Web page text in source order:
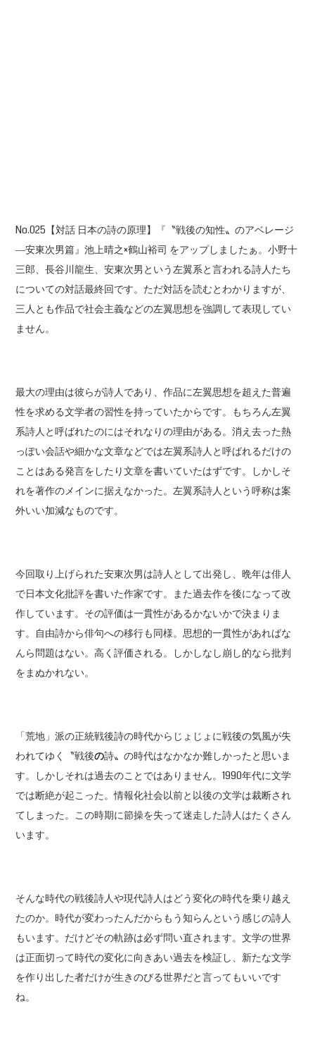
No.025【対話 日本の詩の原理】『〝戦後の知性〟のアベレージ
―安東次男篇』池上晴之×鶴山裕司 をアップしましたぁ。小野十
三郎、長谷川龍生、安東次男という左翼系と言われる詩人たち
についての対話最終回です。ただ対話を読むとわかりますが、
三人とも作品で社会主義などの左翼思想を強調して表現してい
ません。
最大の理由は彼らが詩人であり、作品に左翼思想を超えた普遍
性を求める文学者の習性を持っていたからです。もちろん左翼
系詩人と呼ばれたのにはそれなりの理由がある。消え去った熱
っぽい会話や細かな文章などでは左翼系詩人と呼ばれるだけの
ことはある発言をしたり文章を書いていたはずです。しかしそ
れを著作のメインに据えなかった。左翼系詩人という呼称は案
外いい加減なものです。
今回取り上げられた安東次男は詩人として出発し、晩年は俳人
で日本文化批評を書いた作家です。また過去作を後になって改
作しています。その評価は一貫性があるかないかで決まりま
す。自由詩から俳句への移行も同様。思想的一貫性があればな
んら問題はない。高く評価される。しかしなし崩し的なら批判
をまぬかれない。
「荒地」派の正統戦後詩の時代からじょじょに戦後の気風が失
われてゆく〝戦後の詩〟の時代はなかなか難しかったと思いま
す。しかしそれは過去のことではありません。1990年代に文学
では断絶が起こった。情報化社会以前と以後の文学は裁断され
てしまった。この時期に節操を失って迷走した詩人はたくさん
います。
そんな時代の戦後詩人や現代詩人はどう変化の時代を乗り越え
たのか。時代が変わったんだからもう知らんという感じの詩人
もいます。だけどその軌跡は必ず問い直されます。文学の世界
は正面切って時代の変化に向きあい過去を検証し、新たな文学
を作り出した者だけが生きのびる世界だと言ってもいいです
ね。